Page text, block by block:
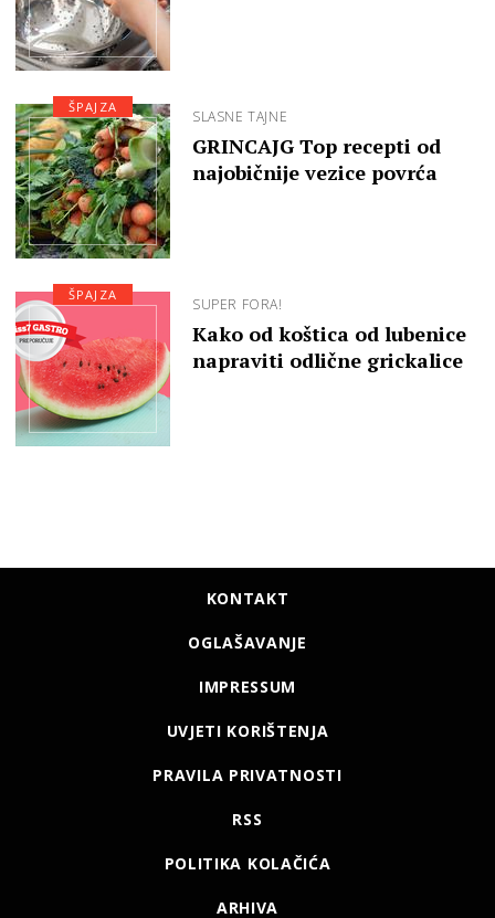
SLASNE TAJNE
GRINCAJG Top recepti od
najobičnije vezice povrća
ŠPAJZA
SUPER FORA!
Kako od koštica od lubenice
napraviti odlične grickalice
ŠPAJZA
KONTAKT
OGLAŠAVANJE
IMPRESSUM
UVJETI KORIŠTENJA
PRAVILA PRIVATNOSTI
RSS
POLITIKA KOLAČIĆA
ARHIVA